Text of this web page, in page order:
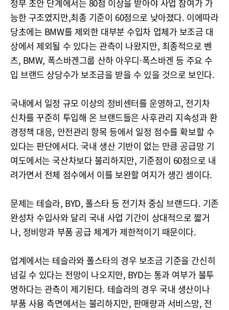
정부 초안 단계에서는 80점 이상을 받아야 사업 참여가 가
능한 구조였지만,최종 기준이 60점으로 낮아졌다. 이에따라
당초에는 BMW를 제외한 대부분 수입차 업체가 보조금 대
상에서 제외될 수 있다는 관측이 나왔지만, 최종적으로 벤
츠, BMW, 폭스바겐그룹 산하 아우디·폭스바겐 등 주요 수
입 브랜드 상당수가 보조금을 받을 수 있을 것으로 보인다.
국내에서 일정 규모 이상의 정비센터를 운영하고, 전기차
신차를 꾸준히 투입해 온 브랜드들은 사후관리 지속성과 환
경정책 대응, 안전관리 항목 등에서 일정 점수를 확보할 수
있다는 판단에서다. 국내 생산 기반이 없는 만큼 공급망 기
여도에서는 국산차보다 불리하지만, 기준점이 60점으로 내
려가면서 전체 점수에서 이를 보완할 여지가 생긴 셈이다.
문제는 테슬라, BYD, 폴스타 등 전기차 중심 브랜드다. 기존
완성차 수입사와 달리 국내 사업 기간이 상대적으로 짧거
나, 정비망과 부품 공급 체계가 제한적이기 때문이다.
업계에서는 테슬라와 폴스타의 경우 보조금 기준을 간신히
넘길 수 있다는 전망이 나오지만, BYD는 통과 여부가 불투
명하다는 관측이 제기된다. 테슬라의 경우 국내 생산이나
부품 사용 측면에서는 불리하지만, 판매량과 서비스망, 전